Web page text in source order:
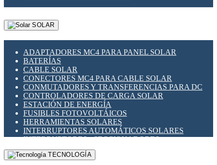
SOLAR
ADAPTADORES MC4 PARA PANEL SOLAR
BATERÍAS
CABLE SOLAR
CONECTORES MC4 PARA CABLE SOLAR
CONMUTADORES Y TRANSFERENCIAS PARA DC
CONTROLADORES DE CARGA SOLAR
ESTACIÓN DE ENERGÍA
FUSIBLES FOTOVOLTÁICOS
HERRAMIENTAS SOLARES
INTERRUPTORES AUTOMÁTICOS SOLARES
INTERRUPTORES - SECCIONADORES
FOTOVOLTÁICOS
MONTAJE PANEL SOLAR
TECNOLOGÍA